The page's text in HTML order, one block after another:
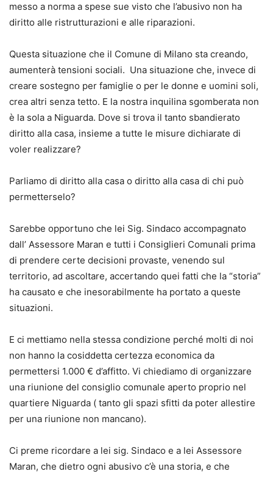
messo a norma a spese sue visto che l’abusivo non ha
diritto alle ristrutturazioni e alle riparazioni.
Questa situazione che il Comune di Milano sta creando,
aumenterà tensioni sociali. Una situazione che, invece di
creare sostegno per famiglie o per le donne e uomini soli,
crea altri senza tetto. E la nostra inquilina sgomberata non
è la sola a Niguarda. Dove si trova il tanto sbandierato
diritto alla casa, insieme a tutte le misure dichiarate di
voler realizzare?
Parliamo di diritto alla casa o diritto alla casa di chi può
permetterselo?
Sarebbe opportuno che lei Sig. Sindaco accompagnato
dall’ Assessore Maran e tutti i Consiglieri Comunali prima
di prendere certe decisioni provaste, venendo sul
territorio, ad ascoltare, accertando quei fatti che la “storia”
ha causato e che inesorabilmente ha portato a queste
situazioni.
E ci mettiamo nella stessa condizione perché molti di noi
non hanno la cosiddetta certezza economica da
permettersi 1.000 € d’affitto. Vi chiediamo di organizzare
una riunione del consiglio comunale aperto proprio nel
quartiere Niguarda ( tanto gli spazi sfitti da poter allestire
per una riunione non mancano).
Ci preme ricordare a lei sig. Sindaco e a lei Assessore
Maran, che dietro ogni abusivo c’è una storia, e che